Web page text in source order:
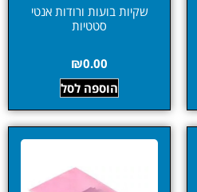
שקיות בועות ורודות אנטי
סטטיות
₪0.00
הוספה לסל